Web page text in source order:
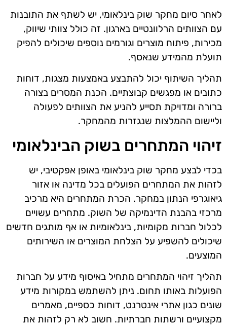
לאחר סיום מחקר שוק בינלאומי, יש לשתף את התובנות
עם הצוותים הרלוונטיים בארגון. זה כולל צוותי שיווק,
מכירות, פיתוח מוצרים וגורמים נוספים שיכולים להפיק
תועלת מהמידע שנאסף.
תהליך השיתוף יכול להתבצע באמצעות מצגות, דוחות
כתובים או מפגשים קבוצתיים. הכנת המסרים בצורה
ברורה ומדויקת תסייע להניע את הצוותים לפעולה
וליישום ההמלצות שנגזרות מהמחקר.
זיהוי המתחרים בשוק הבינלאומי
בכדי לבצע מחקר שוק בינלאומי באופן אפקטיבי, יש
לזהות את המתחרים הפועלים בכל מדינה או אזור
גיאוגרפי הנתון במחקר. הכרת המתחרים היא מרכיב
מרכזי בהבנת הדינמיקה של השוק. מתחרים עשויים
לכלול חברות מקומיות, בינלאומיות או אף מותגים חדשים
שיכולים להשפיע על הצלחת המוצרים או השירותים
המוצעים.
תהליך זיהוי המתחרים מתחיל באיסוף מידע על חברות
הפועלות באותו תחום. ניתן להשתמש במקורות מידע
שונים כגון אתרי אינטרנט, דוחות כספיים, מאמרים
מקצועיים ורשתות חברתיות. חשוב לא רק לזהות את